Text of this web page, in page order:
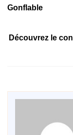
Gonflable
Découvrez le